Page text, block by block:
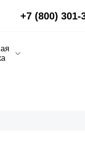
+7 (800) 301-